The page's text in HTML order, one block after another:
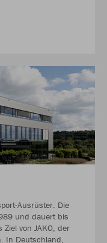
Ausrüster. Die
und dauert bis
von JAKO, der
In Deutschland,